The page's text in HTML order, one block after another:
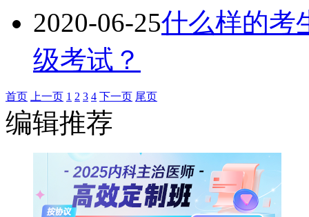
2020-06-25什么样的考
级考试？
首页 上一页 1 2 3 4 下一页 尾页
编辑推荐